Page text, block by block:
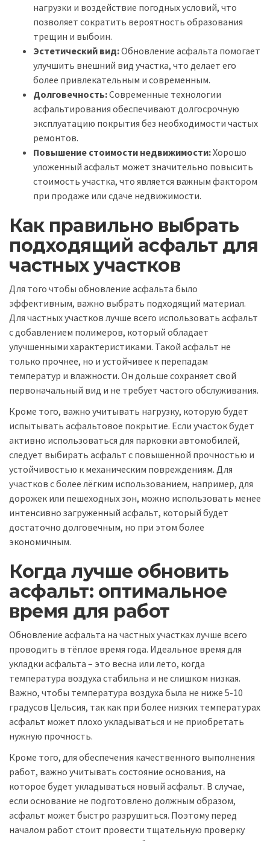
нагрузки и воздействие погодных условий, что
позволяет сократить вероятность образования
трещин и выбоин.
Эстетический вид:Обновление асфальта помогает
улучшить внешний вид участка, что делает его
более привлекательным и современным.
Долговечность:Современные технологии
асфальтирования обеспечивают долгосрочную
эксплуатацию покрытия без необходимости частых
ремонтов.
Повышение стоимости недвижимости:Хорошо
уложенный асфальт может значительно повысить
стоимость участка, что является важным фактором
при продаже или сдаче недвижимости.
Как правильно выбрать
подходящий асфальт для
частных участков
Для того чтобы обновление асфальта было
эффективным, важно выбрать подходящий материал.
Для частных участков лучше всего использовать асфальт
с добавлением полимеров, который обладает
улучшенными характеристиками. Такой асфальт не
только прочнее, но и устойчивее к перепадам
температур и влажности. Он дольше сохраняет свой
первоначальный вид и не требует частого обслуживания.
Кроме того, важно учитывать нагрузку, которую будет
испытывать асфальтовое покрытие. Если участок будет
активно использоваться для парковки автомобилей,
следует выбирать асфальт с повышенной прочностью и
устойчивостью к механическим повреждениям. Для
участков с более лёгким использованием, например, для
дорожек или пешеходных зон, можно использовать менее
интенсивно загруженный асфальт, который будет
достаточно долговечным, но при этом более
экономичным.
Когда лучше обновить
асфальт: оптимальное
время для работ
Обновление асфальта на частных участках лучше всего
проводить в тёплое время года. Идеальное время для
укладки асфальта – это весна или лето, когда
температура воздуха стабильна и не слишком низкая.
Важно, чтобы температура воздуха была не ниже 5-10
градусов Цельсия, так как при более низких температурах
асфальт может плохо укладываться и не приобретать
нужную прочность.
Кроме того, для обеспечения качественного выполнения
работ, важно учитывать состояние основания, на
которое будет укладываться новый асфальт. В случае,
если основание не подготовлено должным образом,
асфальт может быстро разрушиться. Поэтому перед
началом работ стоит провести тщательную проверку